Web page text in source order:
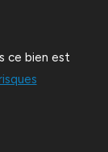
ce bien est